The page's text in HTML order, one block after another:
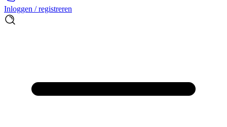
Inloggen / registreren